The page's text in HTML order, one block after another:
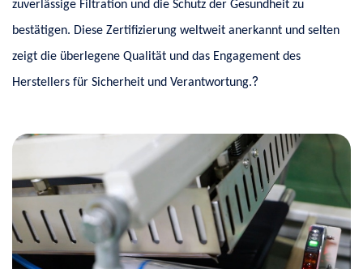
zuverlässige Filtration und die Schutz der Gesundheit zu
bestätigen. Diese Zertifizierung weltweit anerkannt und selten
zeigt die überlegene Qualität und das Engagement des
Herstellers für Sicherheit und Verantwortung.?